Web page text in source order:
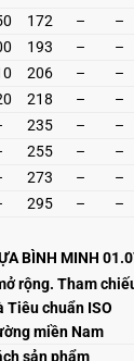
172 – –
193 – –
206 – –
218 – –
235 – –
255 – –
273 – –
295 – –
BÌNH MINH
rộng. Tham
Tiêu chuẩn ISO
miền Nam
sản phẩm